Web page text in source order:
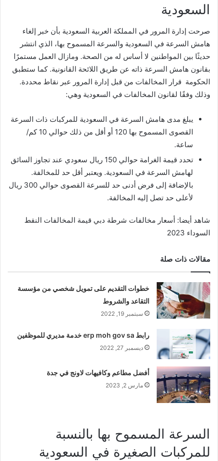
السعودية
صرحت إدارة المرور في المملكة العربية السعودية بأن خبر إلغاء
هامش السرعة في السعودية والسرعة المسموح بها، الذي انتشر
حديثًا بين المواطنين لا أساس له من الصحة. ومازال العمل مستمرًا
بقانون هامش السرعة ذاته عن طريق اللائحة القانونية. كما ستطبق
الحكومة قرار المخالفات من قبل إدارة المرور عبر نقاط محددة.
وذلك وفقًا لقانون المخالفات في السعودية وهي:
يبلغ مدى هامش السرعة في السعودية للمركبات ذات السرعة
القصوى المسموح بها 120 أو أقل من ذلك حوالي 10 كم/
ساعة.
تحدد قيمة الغرامة حوالي 150 ريال سعودي عند تجاوز السائق
لهامش السرعة في السعودية. ويعتبر أقل حد للمخالفة.
بالإضافة إلى فرض أدنى حد للسرعة القصوى حوالي 300 ريال
لأعلى حد تصل إليه المخالفة.
شاهد أيضا: أسعار مخالفات شرطة دبي قيمة المخالفات النقط
السوداء 2023
مقالات ذات صلة
خطوات التقديم على تمويل شخصي من مؤسسة
التقاعد والشروط
سبتمبر 19, 2022
رابط erp moh gov sa خدمة مديري للموظفين
ديسمبر 27, 2022
أفضل مطاعم وكافيهات لاونج في جدة
مارس 2, 2023
السرعة المسموح بها بالنسبة
للمركبات الصغيرة في السعودية